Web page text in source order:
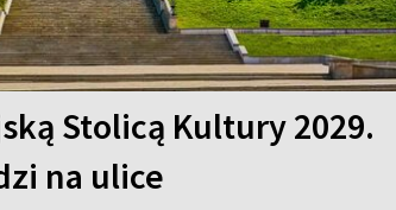
Stolicą Kultury 2029.
na ulice